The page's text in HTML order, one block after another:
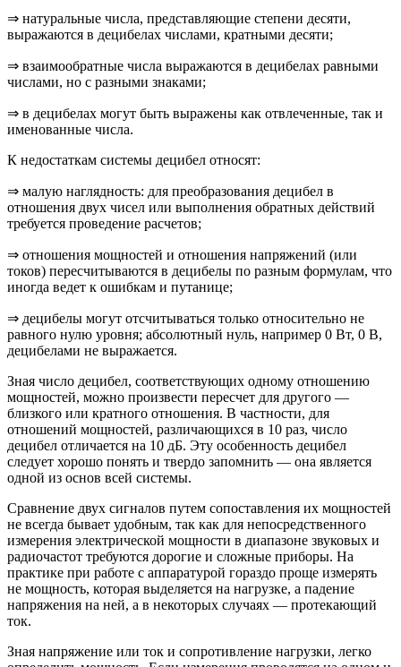
⇒ натуральные числа, представляющие степени десяти,
выражаются в децибелах числами, кратными десяти;
⇒ взаимообратные числа выражаются в децибелах равными
числами, но с разными знаками;
⇒ в децибелах могут быть выражены как отвлеченные, так и
именованные числа.
К недостаткам системы децибел относят:
⇒ малую наглядность: для преобразования децибел в
отношения двух чисел или выполнения обратных действий
требуется проведение расчетов;
⇒ отношения мощностей и отношения напряжений (или
токов) пересчитываются в децибелы по разным формулам, что
иногда ведет к ошибкам и путанице;
⇒ децибелы могут отсчитываться только относительно не
равного нулю уровня; абсолютный нуль, например 0 Вт, 0 В,
децибелами не выражается.
Зная число децибел, соответствующих одному отношению
мощностей, можно произвести пересчет для другого —
близкого или кратного отношения. В частности, для
отношений мощностей, различающихся в 10 раз, число
децибел отличается на 10 дБ. Эту особенность децибел
следует хорошо понять и твердо запомнить — она является
одной из основ всей системы.
Сравнение двух сигналов путем сопоставления их мощностей
не всегда бывает удобным, так как для непосредственного
измерения электрической мощности в диапазоне звуковых и
радиочастот требуются дорогие и сложные приборы. На
практике при работе с аппаратурой гораздо проще измерять
не мощность, которая выделяется на нагрузке, а падение
напряжения на ней, а в некоторых случаях — протекающий
ток.
Зная напряжение или ток и сопротивление нагрузки, легко